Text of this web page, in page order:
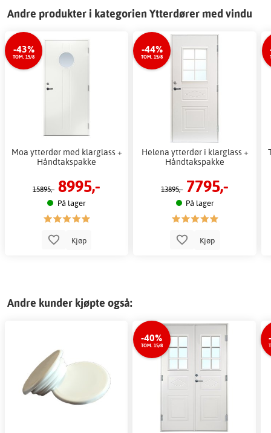
Andre produkter i kategorien Ytterdører med vindu
-43%
TOM. 15/8
Moa ytterdør med klarglass +
Håndtakspakke
15895,- 8995,-
På lager
Kjøp
-44%
TOM. 15/8
Helena ytterdør i klarglass +
Håndtakspakke
13895,- 7795,-
På lager
Kjøp
Andre kunder kjøpte også:
-40%
TOM. 15/8